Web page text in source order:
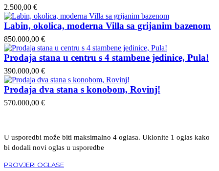
2.500,00 €
Labin, okolica, moderna Villa sa grijanim bazenom
850.000,00 €
Prodaja stana u centru s 4 stambene jedinice, Pula!
390.000,00 €
Prodaja dva stana s konobom, Rovinj!
570.000,00 €
U usporedbi može biti maksimalno 4 oglasa. Uklonite 1 oglas kako
bi dodali novi oglas u usporedbe
PROVJERI OGLASE